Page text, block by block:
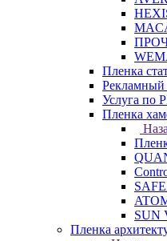
Пленка
Рекламный
Услуга
Пленка
SUN
Пленка